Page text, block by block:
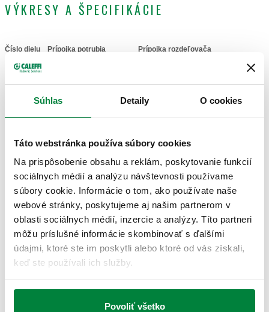
Súhlas Detaily O cookies
Táto webstránka používa súbory cookies
Na prispôsobenie obsahu a reklám, poskytovanie funkcií
sociálnych médií a analýzu návštevnosti používame
súbory cookie. Informácie o tom, ako používate naše
webové stránky, poskytujeme aj našim partnerom v
oblasti sociálnych médií, inzercie a analýzy. Títo partneri
môžu príslušné informácie skombinovať s ďalšími
údajmi, ktoré ste im poskytli alebo ktoré od vás získali,
keď ste používali ich služby.
Povoliť všetko
VÝKRESY A ŠPECIFIKÁCIE
Číslo dielu Prípojka potrubia Prípojka rozdeľovača
391066
spojka
spojka
2D výkresy
DWG DXF PDF
3D modely